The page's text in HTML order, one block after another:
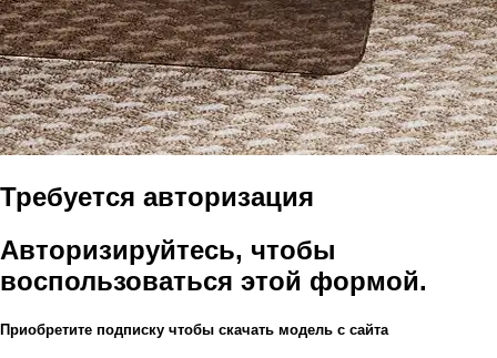
Требуется авторизация
Авторизируйтесь, чтобы
воспользоваться этой формой.
Приобретите подписку чтобы скачать модель с сайта